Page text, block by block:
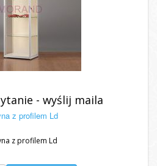
- wyślij maila
z profilem Ld
z profilem Ld